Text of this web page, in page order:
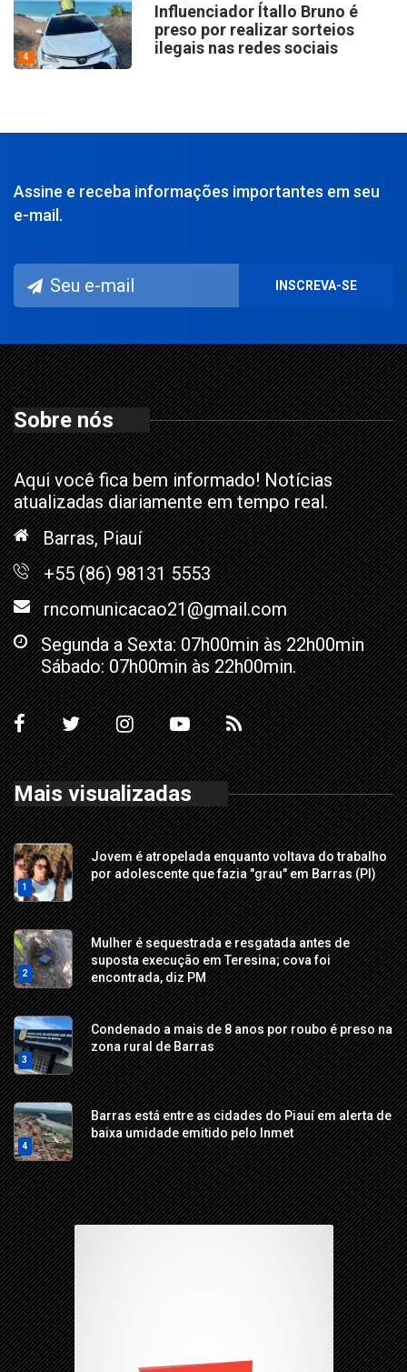
4
Influenciador Ítallo Bruno é
preso por realizar sorteios
ilegais nas redes sociais
Assine e receba informações importantes em seu
e-mail.
Sobre nós
Aqui você fica bem informado! Notícias
atualizadas diariamente em tempo real.
Barras, Piauí
+55 (86) 98131 5553
rncomunicacao21@gmail.com
Segunda a Sexta: 07h00min às 22h00min
Sábado: 07h00min às 22h00min.
Mais visualizadas
1
Jovem é atropelada enquanto voltava do trabalho
por adolescente que fazia "grau" em Barras (PI)
2
Mulher é sequestrada e resgatada antes de
suposta execução em Teresina; cova foi
encontrada, diz PM
3
Condenado a mais de 8 anos por roubo é preso na
zona rural de Barras
4
Barras está entre as cidades do Piauí em alerta de
baixa umidade emitido pelo Inmet